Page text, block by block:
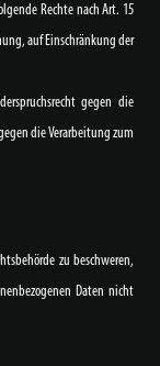
Rechte nach Art. 15
auf Einschränkung der
gegen die
die Verarbeitung zum
zu beschweren,
Daten nicht